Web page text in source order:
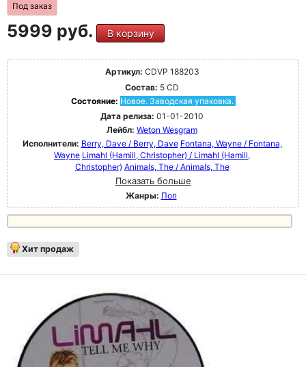
Под заказ
5999 руб. В корзину
Артикул: CDVP 188203
Состав: 5 CD
Состояние: Новое. Заводская упаковка.
Дата релиза: 01-01-2010
Лейбл: Weton Wesgram
Исполнители: Berry, Dave / Berry, Dave Fontana, Wayne / Fontana,
Wayne Limahl (Hamill, Christopher) / Limahl (Hamill,
Christopher) Animals, The / Animals, The
Показать больше
Жанры: Поп
Хит продаж